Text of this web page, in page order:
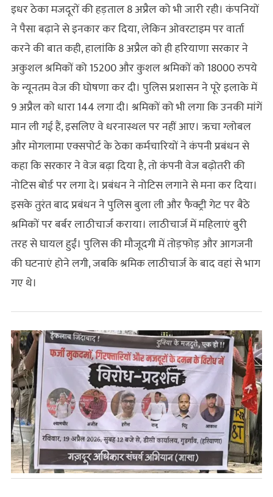
इधर ठेका मजदूरों की हड़ताल 8 अप्रैल को भी जारी रही। कंपनियों
ने पैसा बढ़ाने से इनकार कर दिया, लेकिन ओवरटाइम पर वार्ता
करने की बात कही, हालांकि 8 अप्रैल को ही हरियाणा सरकार ने
अकुशल श्रमिकों को 15200 और कुशल श्रमिकों को 18000 रुपये
के न्यूनतम वेज की घोषणा कर दी। पुलिस प्रशासन ने पूरे इलाके में
9 अप्रैल को धारा 144 लगा दी। श्रमिकों को भी लगा कि उनकी मांगें
मान ली गई हैं, इसलिए वे धरनास्थल पर नहीं आए। ऋचा ग्लोबल
और मोगलामा एक्सपोर्ट के ठेका कर्मचारियों ने कंपनी प्रबंधन से
कहा कि सरकार ने वेज बढ़ा दिया है, तो कंपनी वेज बढ़ोतरी की
नोटिस बोर्ड पर लगा दे। प्रबंधन ने नोटिस लगाने से मना कर दिया।
इसके तुरंत बाद प्रबंधन ने पुलिस बुला ली और फैक्ट्री गेट पर बैठे
श्रमिकों पर बर्बर लाठीचार्ज कराया। लाठीचार्ज में महिलाएं बुरी
तरह से घायल हुईं। पुलिस की मौजूदगी में तोड़फोड़ और आगजनी
की घटनाएं होने लगी, जबकि श्रमिक लाठीचार्ज के बाद वहां से भाग
गए थे।